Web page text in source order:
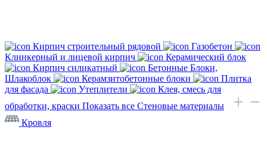
Кирпич строительный рядовой
Газобетон
Клинкерный и лицевой кирпич
Керамический блок
Кирпич силикатный
Бетонные Блоки,
Шлакоблок
Керамзитобетонные блоки
Плитка
для фасада
Утеплители
Клея, смесь для
обработки, краски Показать все Стеновые материалы
Кровля